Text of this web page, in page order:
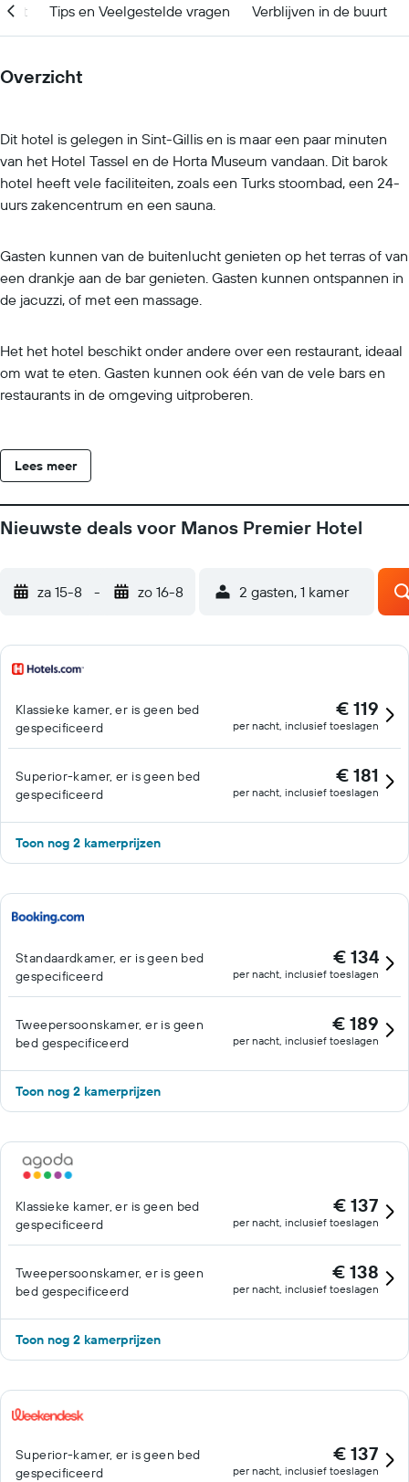
Tips en Veelgestelde vragen Verblijven in de buurt
Overzicht
Dit hotel is gelegen in Sint-Gillis en is maar een paar minuten
van het Hotel Tassel en de Horta Museum vandaan. Dit barok
hotel heeft vele faciliteiten, zoals een Turks stoombad, een 24-
uurs zakencentrum en een sauna.
Gasten kunnen van de buitenlucht genieten op het terras of van
een drankje aan de bar genieten. Gasten kunnen ontspannen in
de jacuzzi, of met een massage.
Het het hotel beschikt onder andere over een restaurant, ideaal
om wat te eten. Gasten kunnen ook één van de vele bars en
restaurants in de omgeving uitproberen.
Lees meer
Nieuwste deals voor Manos Premier Hotel
za 15-8 - zo 16-8 2 gasten, 1 kamer
Klassieke kamer, er is geen bed
gespecificeerd
€ 119
per nacht, inclusief toeslagen
Superior-kamer, er is geen bed
gespecificeerd
€ 181
per nacht, inclusief toeslagen
Toon nog 2 kamerprijzen
Standaardkamer, er is geen bed
gespecificeerd
€ 134
per nacht, inclusief toeslagen
Tweepersoonskamer, er is geen
bed gespecificeerd
€ 189
per nacht, inclusief toeslagen
Toon nog 2 kamerprijzen
Klassieke kamer, er is geen bed
gespecificeerd
€ 137
per nacht, inclusief toeslagen
Tweepersoonskamer, er is geen
bed gespecificeerd
€ 138
per nacht, inclusief toeslagen
Toon nog 2 kamerprijzen
Superior-kamer, er is geen bed
gespecificeerd
€ 137
per nacht, inclusief toeslagen